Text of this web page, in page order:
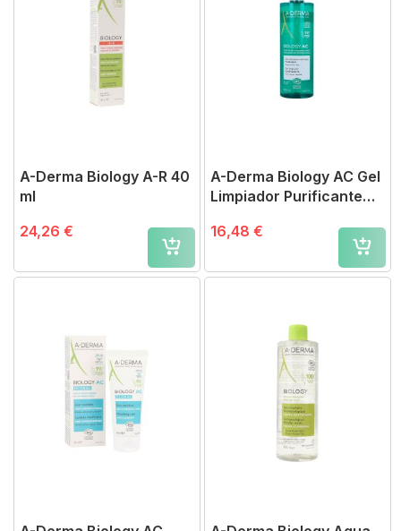
A-Derma Biology A-R 40
ml
24,26 €
A-Derma Biology AC Gel
Limpiador Purificante
16,48 €